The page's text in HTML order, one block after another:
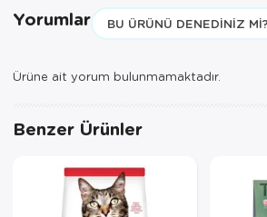
Yorumlar BU ÜRÜNÜ DENEDINIZ
Ürüne ait yorum bulunmamaktadır.
Benzer Ürünler